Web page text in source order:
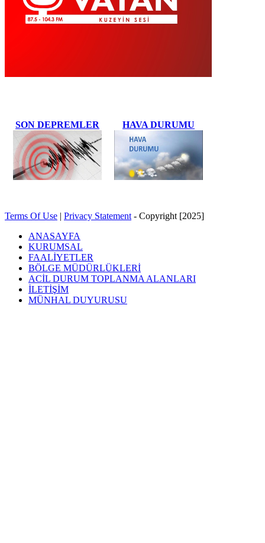
SON DEPREMLER HAVA DURUMU
Terms Of Use | Privacy Statement - Copyright [2025]
ANASAYFA
KURUMSAL
FAALİYETLER
BÖLGE MÜDÜRLÜKLERİ
ACİL DURUM TOPLANMA ALANLARI
İLETİŞİM
MÜNHAL DUYURUSU